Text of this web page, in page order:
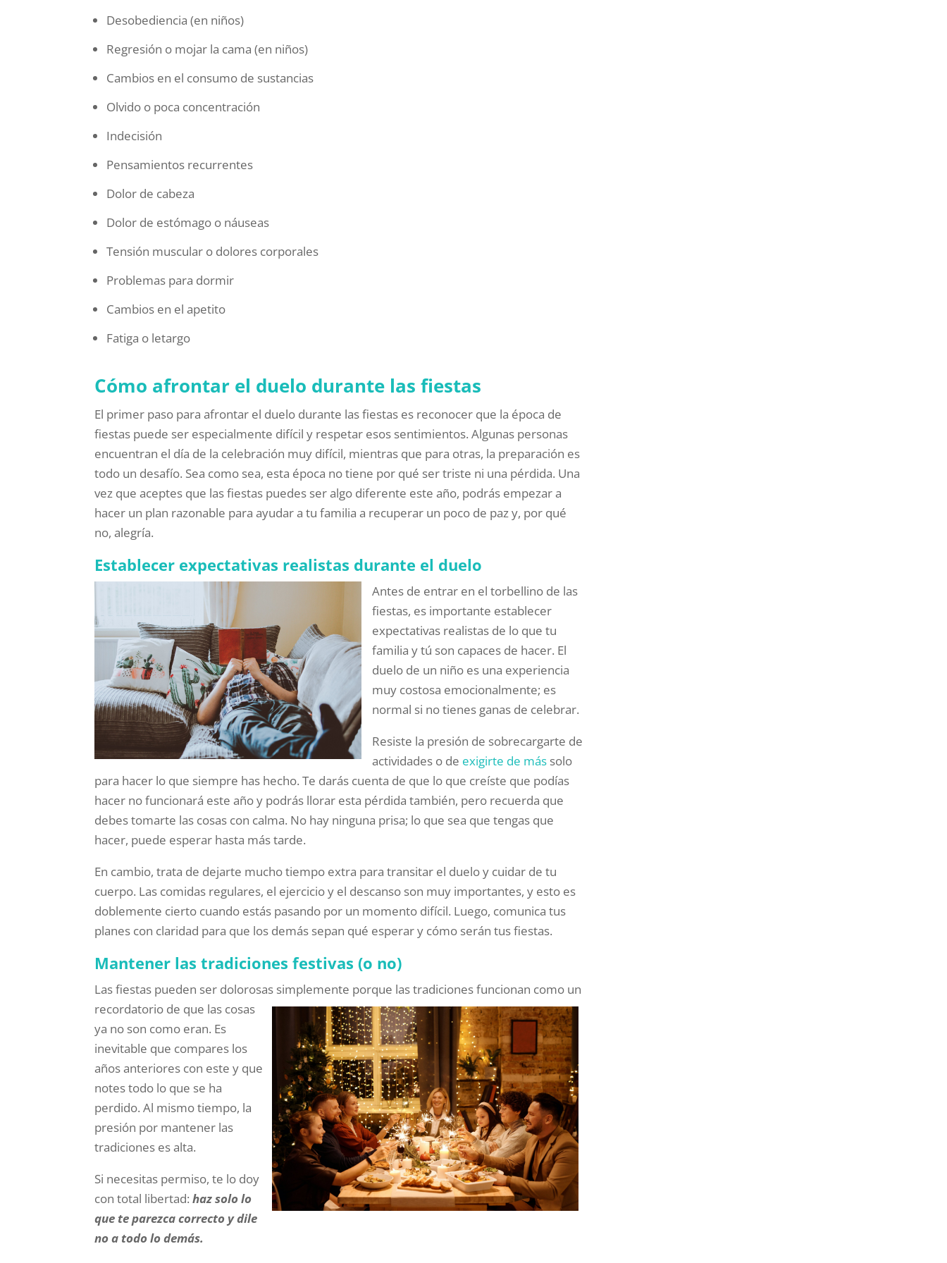
Desobediencia (en niños)
Regresión o mojar la cama (en niños)
Cambios en el consumo de sustancias
Olvido o poca concentración
Indecisión
Pensamientos recurrentes
Dolor de cabeza
Dolor de estómago o náuseas
Tensión muscular o dolores corporales
Problemas para dormir
Cambios en el apetito
Fatiga o letargo
Cómo afrontar el duelo durante las fiestas
El primer paso para afrontar el duelo durante las fiestas es reconocer que la época de
fiestas puede ser especialmente difícil y respetar esos sentimientos. Algunas personas
encuentran el día de la celebración muy difícil, mientras que para otras, la preparación es
todo un desafío. Sea como sea, esta época no tiene por qué ser triste ni una pérdida. Una
vez que aceptes que las fiestas puedes ser algo diferente este año, podrás empezar a
hacer un plan razonable para ayudar a tu familia a recuperar un poco de paz y, por qué
no, alegría.
Establecer expectativas realistas durante el duelo
Antes de entrar en el torbellino de las
fiestas, es importante establecer
expectativas realistas de lo que tu
familia y tú son capaces de hacer. El
duelo de un niño es una experiencia
muy costosa emocionalmente; es
normal si no tienes ganas de celebrar.
Resiste la presión de sobrecargarte de
actividades o de exigirte de más solo
para hacer lo que siempre has hecho. Te darás cuenta de que lo que creíste que podías
hacer no funcionará este año y podrás llorar esta pérdida también, pero recuerda que
debes tomarte las cosas con calma. No hay ninguna prisa; lo que sea que tengas que
hacer, puede esperar hasta más tarde.
En cambio, trata de dejarte mucho tiempo extra para transitar el duelo y cuidar de tu
cuerpo. Las comidas regulares, el ejercicio y el descanso son muy importantes, y esto es
doblemente cierto cuando estás pasando por un momento difícil. Luego, comunica tus
planes con claridad para que los demás sepan qué esperar y cómo serán tus fiestas.
Mantener las tradiciones festivas (o no)
Las fiestas pueden ser dolorosas simplemente porque las tradiciones funcionan como un
recordatorio de que las cosas
ya no son como eran. Es
inevitable que compares los
años anteriores con este y que
notes todo lo que se ha
perdido. Al mismo tiempo, la
presión por mantener las
tradiciones es alta.
Si necesitas permiso, te lo doy
con total libertad:haz solo lo
que te parezca correcto y dile
no a todo lo demás.